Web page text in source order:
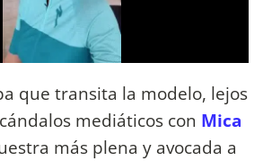
que transita la modelo, lejos
mediáticos con Mica
más plena y avocada a